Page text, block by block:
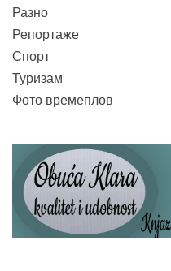
Разно
Репортаже
Спорт
Туризам
Фото времеплов